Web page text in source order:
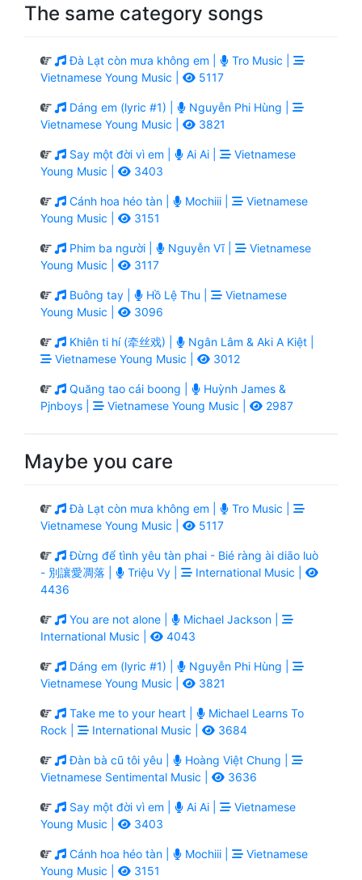
The same category songs
Đà Lạt còn mưa không em |
Tro Music |
Vietnamese Young Music |
5117
Dáng em (lyric #1) |
Nguyễn Phi Hùng |
Vietnamese Young Music |
3821
Say một đời vì em | Ai Ai |
Vietnamese
Young Music |
3403
Cánh hoa héo tàn | Mochiii |
Vietnamese
Young Music |
3151
Phim ba người | Nguyễn Vĩ |
Vietnamese
Young Music |
3117
Buông tay | Hồ Lệ Thu |
Vietnamese
Young Music |
3096
Khiên ti hí (牵丝戏) |
Ngân Lâm & Aki A Kiệt |
Vietnamese Young Music |
3012
Quăng tao cái boong |
Huỳnh James &
Pjnboys |
Vietnamese Young Music | 2987
Maybe you care
Đà Lạt còn mưa không em |
Tro Music |
Vietnamese Young Music |
5117
Đừng để tình yêu tàn phai - Bié ràng ài diāo luò
- 別讓愛凋落 |
Triệu Vy |
International Music |
4436
You are not alone |
Michael Jackson |
International Music |
4043
Dáng em (lyric #1) |
Nguyễn Phi Hùng |
Vietnamese Young Music |
3821
Take me to your heart |
Michael Learns To
Rock |
International Music | 3684
Đàn bà cũ tôi yêu |
Hoàng Việt Chung |
Vietnamese Sentimental Music |
3636
Say một đời vì em | Ai Ai |
Vietnamese
Young Music |
3403
Cánh hoa héo tàn | Mochiii |
Vietnamese
Young Music |
3151